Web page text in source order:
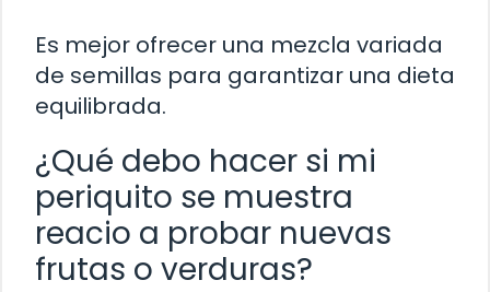
Es mejor ofrecer una mezcla variada
de semillas para garantizar una dieta
equilibrada.
¿Qué debo hacer si mi
periquito se muestra
reacio a probar nuevas
frutas o verduras?